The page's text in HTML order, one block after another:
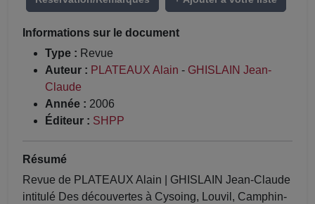
Informations sur le document
Type : Revue
Auteur : PLATEAUX Alain - GHISLAIN Jean-
Claude
Année : 2006
Éditeur : SHPP
Résumé
Revue de PLATEAUX Alain | GHISLAIN Jean-Claude
intitulé Des découvertes à Cysoing, Louvil, Camphin-